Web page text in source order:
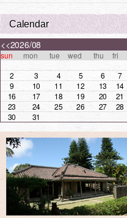
Calendar
<<2026/08
sun mon tue wed thu fri
2
3 4 5 6 7
9
10 11 12 13 14
16
17 18 19 20 21
23
24 25 26 27 28
30
31